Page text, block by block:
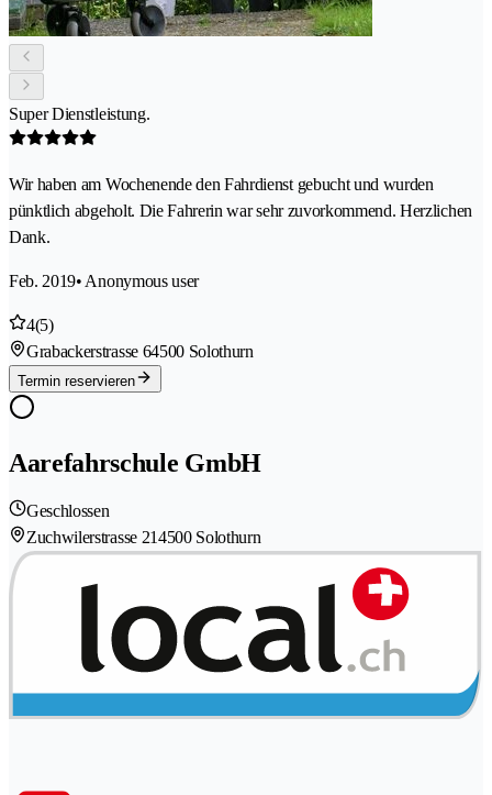
Super Dienstleistung.
Wir haben am Wochenende den Fahrdienst gebucht und wurden
pünktlich abgeholt. Die Fahrerin war sehr zuvorkommend. Herzlichen
Dank.
Feb. 2019• Anonymous user
4(5)
Grabackerstrasse 64500 Solothurn
Termin reservieren
Aarefahrschule GmbH
Geschlossen
Zuchwilerstrasse 214500 Solothurn